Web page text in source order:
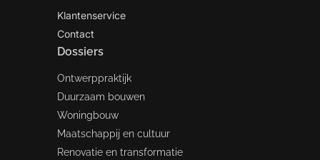
Klantenservice
Contact
Dossiers
Ontwerppraktijk
Duurzaam bouwen
Woningbouw
Maatschappij en cultuur
Renovatie en transformatie